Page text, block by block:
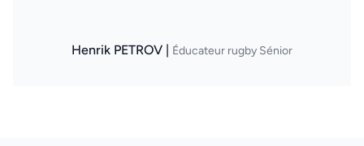
Henrik PETROV | Éducateur rugby Sénior